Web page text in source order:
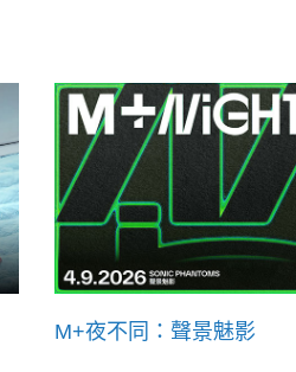
M+夜不同：聲景魅影